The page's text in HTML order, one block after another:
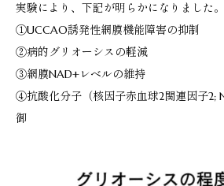
実験により、下記が明らかになりました。
①UCCAO誘発性網膜機能障害の抑制
②病的グリオーシスの軽減
③網膜NAD+レベルの維持
④抗酸化分子（核因子赤血球2関連因子2;
御